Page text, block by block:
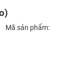
Mã sản phẩm: